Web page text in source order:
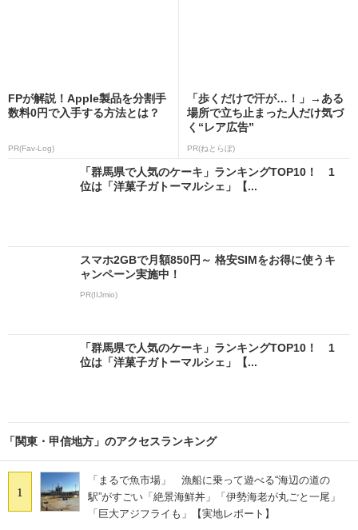
FPが解説！Apple製品を分割手
数料0円で入手する方法とは？
PR(Fav-Log)
「歩くだけで汗が…！」→ある
場所で立ち止まった人だけ気づ
く“レア広告”
PR(ねとらぼ)
「群馬県で人気のケーキ」ランキングTOP10！ 1
位は「洋菓子ガトーマルシェ」【...
スマホ2GBで月額850円～ 格安SIMをお得に使うキ
ャンペーン実施中！
PR(IIJmio)
「群馬県で人気のケーキ」ランキングTOP10！ 1
位は「洋菓子ガトーマルシェ」【...
「関東・甲信地方」のアクセスランキング
1
「まるで魚市場」 漁船に乗って遊べる“海辺の道の
駅”がすごい「絶景海鮮丼」「伊勢海老が丸ごと一尾」
「巨大アジフライも」【実地レポート】